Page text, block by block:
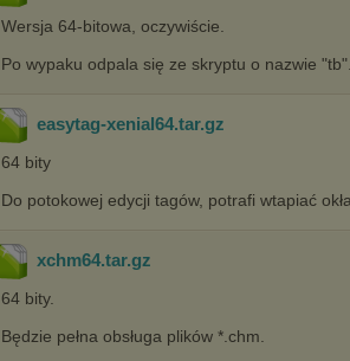
Wersja 64-bitowa, oczywiście.
Po wypaku odpala się ze skryptu o nazwie "tb".
easytag-xenial64.tar.gz
64 bity
Do potokowej edycji tagów, potrafi wtapiać
xchm64.tar.gz
64 bity.
Będzie pełna obsługa plików *.chm.